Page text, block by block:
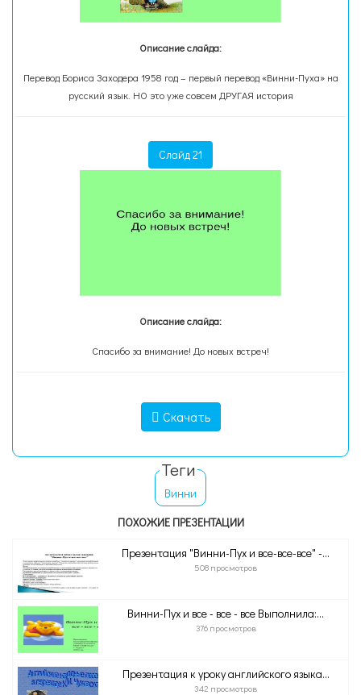
Описание слайда:
Перевод Бориса Заходера 1958 год – первый перевод «Винни-Пуха» на
русский язык. НО это уже совсем ДРУГАЯ история
Слайд 21
Описание слайда:
Спасибо за внимание! До новых встреч!
Скачать
Теги
Винни
ПОХОЖИЕ ПРЕЗЕНТАЦИИ
Презентация "Винни-Пух и все-все-все" -...
508 просмотров
Винни-Пух и все - все - все Выполнила:...
376 просмотров
Презентация к уроку английского языка...
342 просмотров